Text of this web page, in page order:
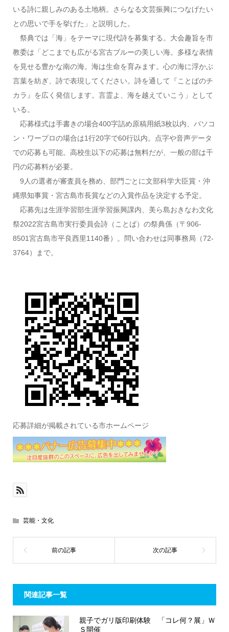
いる詩に親しみのある土地柄。さらなる文芸振興につなげたい
との思いで手を挙げた」と説明した。
祭典では「海」をテーマに現代詩を募集する。大会趣旨を市
教委は「どこまでも広がる宮古ブルーの美しい海。多様な表情
を見せる豊かな南の海。海は生命を育みます。心の海に浮かぶ
言葉を紡ぎ、詩で表現してください。詩を通して『ことばのチ
カラ』を広く発信します。言霊よ、海を越えていこう」として
いる。
応募様式は手書きの場合400字詰め原稿用紙3枚以内、パソコ
ン・ワープロの場合は1行20字で60行以内。点字や音声データ
での応募も可能。高校生以下の応募は無料だが、一般の部は千
円の応募料が必要。
9人の選者が審査員を務め、部門ごとに文部科学大臣賞・沖
縄県知事賞・宮古島市長賞などの入賞作品を決定する予定。
応募先は生涯学習部生涯学習振興課内、美ら島おきなわ文化
祭2022宮古島市実行委員会詩（ことば）の祭典係（〒906-
8501宮古島市平良西里1140番）。問い合わせは同事務局（72-
3764）まで。
応募詳細が掲載されている市ホームページ
芸能・文化
関連記事一覧
親子でガリ版印刷体験 「コレ何？展」Ｗ
Ｓ開催